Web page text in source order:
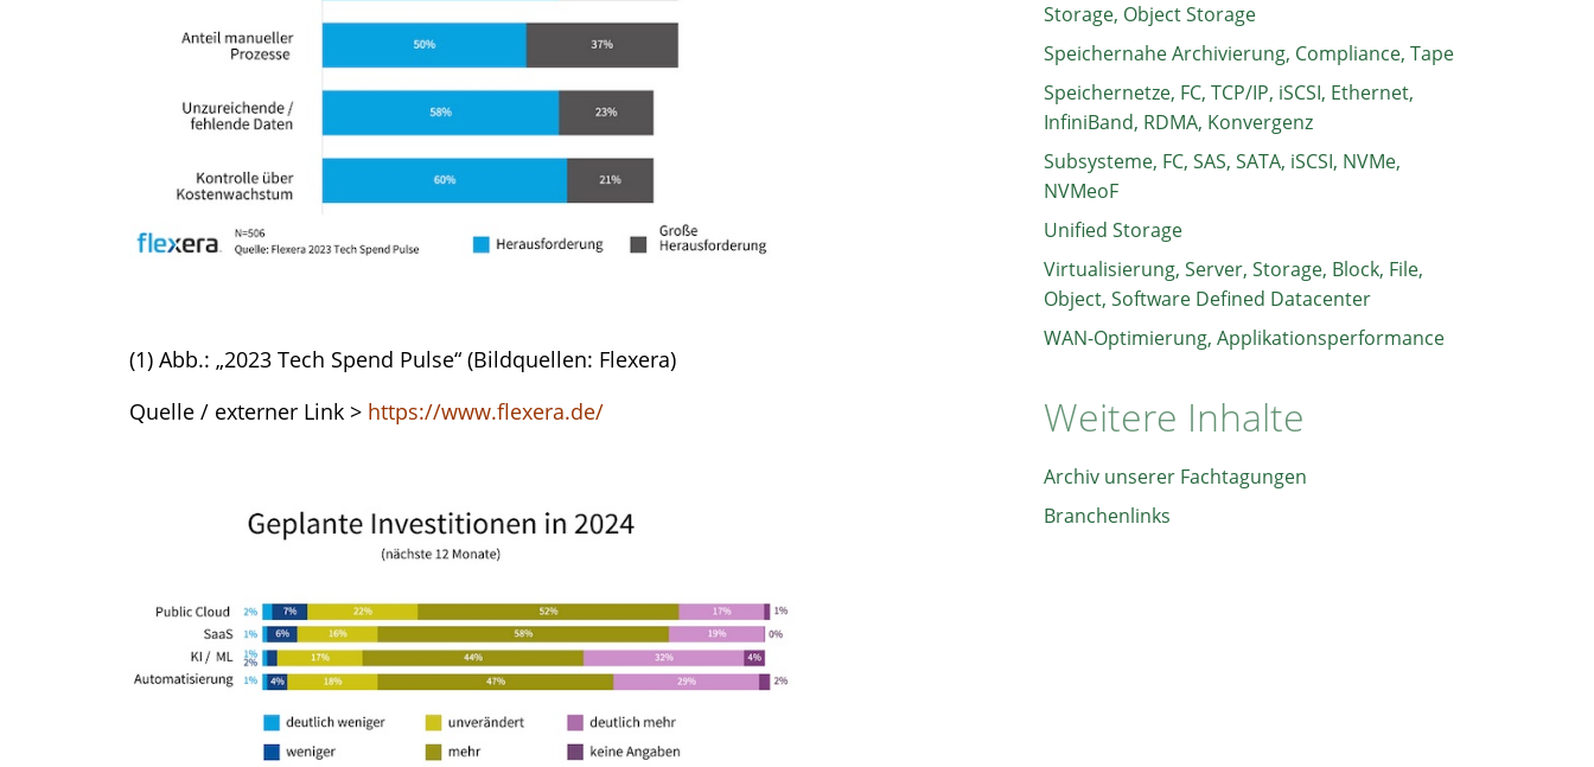
(1) Abb.: „2023 Tech Spend Pulse“ (Bildquellen: Flexera)
Quelle / externer Link > https://www.flexera.de/
Storage, Object Storage
Speichernahe Archivierung, Compliance, Tape
Speichernetze, FC, TCP/IP, iSCSI, Ethernet,
InfiniBand, RDMA, Konvergenz
Subsysteme, FC, SAS, SATA, iSCSI, NVMe,
NVMeoF
Unified Storage
Virtualisierung, Server, Storage, Block, File,
Object, Software Defined Datacenter
WAN-Optimierung, Applikationsperformance
Weitere Inhalte
Archiv unserer Fachtagungen
Branchenlinks